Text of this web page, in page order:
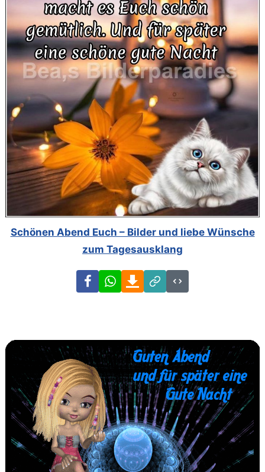
Schönen Abend Euch – Bilder und liebe Wünsche
zum Tagesausklang
FacebookWhatsAppDownload
Link
Code